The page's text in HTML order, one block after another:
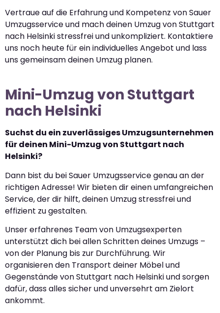
Vertraue auf die Erfahrung und Kompetenz von Sauer
Umzugsservice und mach deinen Umzug von Stuttgart
nach Helsinki stressfrei und unkompliziert. Kontaktiere
uns noch heute für ein individuelles Angebot und lass
uns gemeinsam deinen Umzug planen.
Mini-Umzug von Stuttgart
nach Helsinki
Suchst du ein zuverlässiges Umzugsunternehmen
für deinen Mini-Umzug von Stuttgart nach
Helsinki?
Dann bist du bei Sauer Umzugsservice genau an der
richtigen Adresse! Wir bieten dir einen umfangreichen
Service, der dir hilft, deinen Umzug stressfrei und
effizient zu gestalten.
Unser erfahrenes Team von Umzugsexperten
unterstützt dich bei allen Schritten deines Umzugs –
von der Planung bis zur Durchführung. Wir
organisieren den Transport deiner Möbel und
Gegenstände von Stuttgart nach Helsinki und sorgen
dafür, dass alles sicher und unversehrt am Zielort
ankommt.